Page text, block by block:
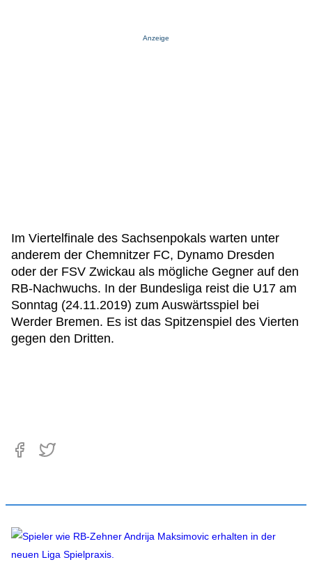
Anzeige
Im Viertelfinale des Sachsenpokals warten unter
anderem der Chemnitzer FC, Dynamo Dresden
oder der FSV Zwickau als mögliche Gegner auf den
RB-Nachwuchs. In der Bundesliga reist die U17 am
Sonntag (24.11.2019) zum Auswärtsspiel bei
Werder Bremen. Es ist das Spitzenspiel des Vierten
gegen den Dritten.